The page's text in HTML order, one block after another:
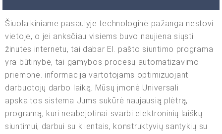
Šiuolaikiniame pasaulyje technologinė pažanga nestovi
vietoje, o jei anksčiau visiems buvo naujiena siųsti
žinutes internetu, tai dabar El. pašto siuntimo programa
yra būtinybė, tai gamybos procesų automatizavimo
priemonė. informacija vartotojams optimizuojant
darbuotojų darbo laiką. Mūsų įmonė Universali
apskaitos sistema Jums sukūrė naujausią plėtrą,
programą, kuri neabejotinai svarbi elektroninių laiškų
siuntimui, darbui su klientais, konstruktyvių santykių su